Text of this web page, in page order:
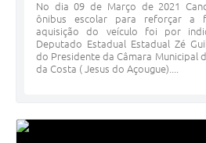
No dia 09 de Março de 2021
ônibus escolar para reforçar a
aquisição do veículo foi por
Deputado Estadual Estadual Zé
do Presidente da Câmara Municipal
da Costa ( Jesus do Açougue)....